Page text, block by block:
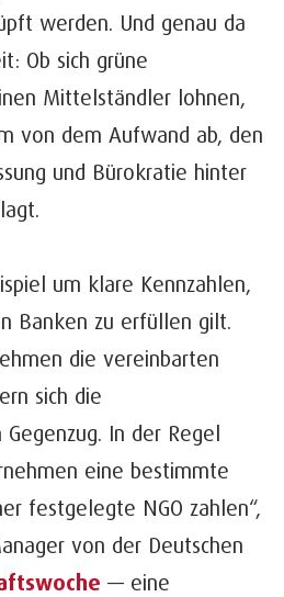
werden. Und genau da
Ob sich grüne
Mittelständler lohnen,
von dem Aufwand ab, den
und Bürokratie hinter
um klare Kennzahlen,
Banken zu erfüllen gilt.
die vereinbarten
sich die
In der Regel
eine bestimmte
festgelegte NGO zahlen“,
von der Deutschen
— eine